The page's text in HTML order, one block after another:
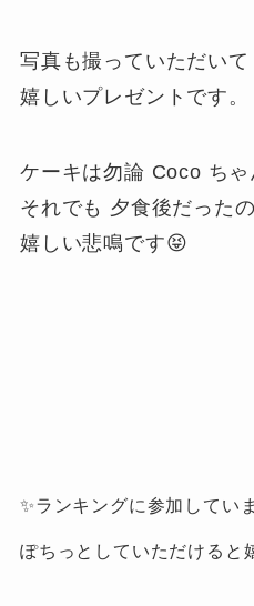
写真も撮っていただいて
嬉しいプレゼントです。
ケーキは勿論 Coco ちゃ
それでも 夕食後だった
嬉しい悲鳴です😝
✨ランキングに参加してい
ぽちっとしていただけると